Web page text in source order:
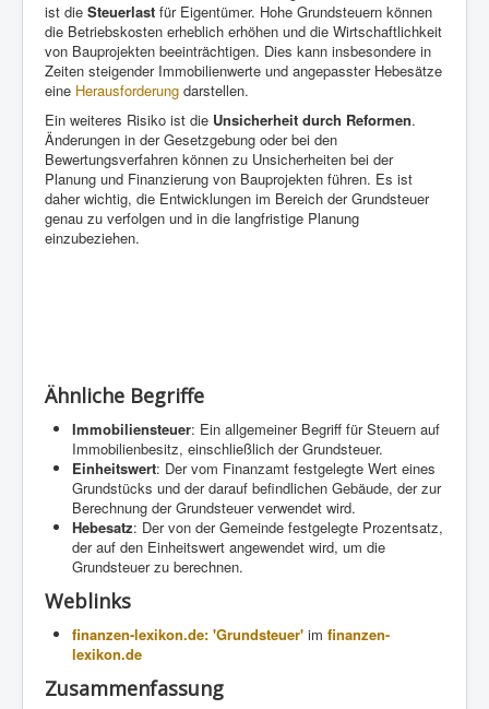
ist die Steuerlast für Eigentümer. Hohe Grundsteuern können
die Betriebskosten erheblich erhöhen und die Wirtschaftlichkeit
von Bauprojekten beeinträchtigen. Dies kann insbesondere in
Zeiten steigender Immobilienwerte und angepasster Hebesätze
eine Herausforderung darstellen.
Ein weiteres Risiko ist die Unsicherheit durch Reformen.
Änderungen in der Gesetzgebung oder bei den
Bewertungsverfahren können zu Unsicherheiten bei der
Planung und Finanzierung von Bauprojekten führen. Es ist
daher wichtig, die Entwicklungen im Bereich der Grundsteuer
genau zu verfolgen und in die langfristige Planung
einzubeziehen.
Ähnliche Begriffe
Immobiliensteuer: Ein allgemeiner Begriff für Steuern auf
Immobilienbesitz, einschließlich der Grundsteuer.
Einheitswert: Der vom Finanzamt festgelegte Wert eines
Grundstücks und der darauf befindlichen Gebäude, der zur
Berechnung der Grundsteuer verwendet wird.
Hebesatz: Der von der Gemeinde festgelegte Prozentsatz,
der auf den Einheitswert angewendet wird, um die
Grundsteuer zu berechnen.
Weblinks
finanzen-lexikon.de: 'Grundsteuer' im finanzen-
lexikon.de
Zusammenfassung